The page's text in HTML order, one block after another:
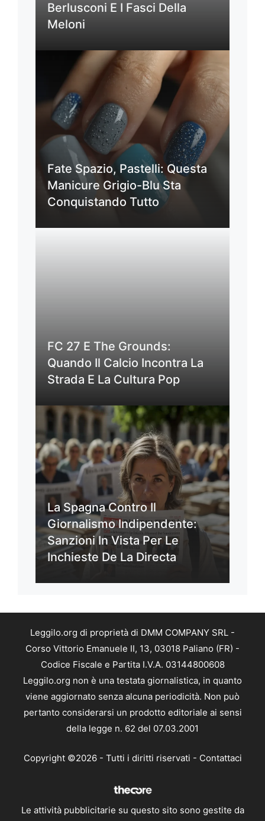
Berlusconi E I Fasci Della
Meloni
Fate Spazio, Pastelli: Questa
Manicure Grigio-Blu Sta
Conquistando Tutto
FC 27 E The Grounds:
Quando Il Calcio Incontra La
Strada E La Cultura Pop
La Spagna Contro Il
Giornalismo Indipendente:
Sanzioni In Vista Per Le
Inchieste De La Directa
Leggilo.org di proprietà di DMM COMPANY SRL -
Corso Vittorio Emanuele II, 13, 03018 Paliano (FR) -
Codice Fiscale e Partita I.V.A. 03144800608
Leggilo.org non è una testata giornalistica, in quanto
viene aggiornato senza alcuna periodicità. Non può
pertanto considerarsi un prodotto editoriale ai sensi
della legge n. 62 del 07.03.2001
Copyright ©2026 - Tutti i diritti riservati - Contattaci
Le attività pubblicitarie su questo sito sono gestite da